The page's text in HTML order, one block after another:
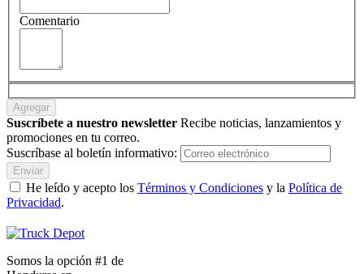
Comentario
Agregar
Suscríbete a nuestro newsletter Recibe noticias, lanzamientos y
promociones en tu correo.
Suscríbase al boletín informativo:
Enviar
He leído y acepto los Términos y Condiciones y la Política de
Privacidad.
Somos la opción #1 de